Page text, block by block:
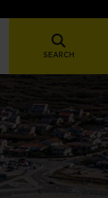
SEARCH